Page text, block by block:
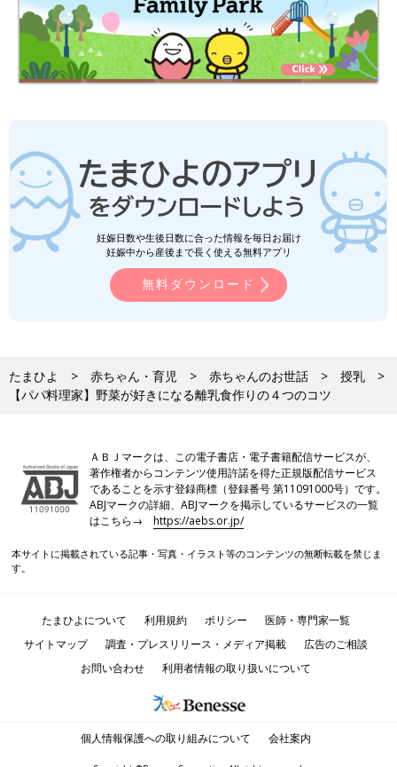
妊娠日数や生後日数に合った情報を毎日お届け
妊娠中から産後まで長く使える無料アプリ
無料ダウンロード
たまひよ 赤ちゃん・育児 赤ちゃんのお世話
授乳
【パパ料理家】野菜が好きになる離乳食作りの４つのコツ
ＡＢＪマークは、この電子書店・電子書籍配信サービスが、
著作権者からコンテンツ使用許諾を得た正規版配信サービス
であることを示す登録商標（登録番号 第11091000号）です。
ABJマークの詳細、ABJマークを掲示しているサービスの一覧
はこちら→https://aebs.or.jp/
本サイトに掲載されている記事・写真・イラスト等のコンテンツの無断転載を禁じま
す。
たまひよについて 利用規約 ポリシー
医師・専門家一覧
サイトマップ
調査・プレスリリース・メディア掲載
広告のご相談
お問い合わせ
利用者情報の取り扱いについて
個人情報保護への取り組みについて 会社案内